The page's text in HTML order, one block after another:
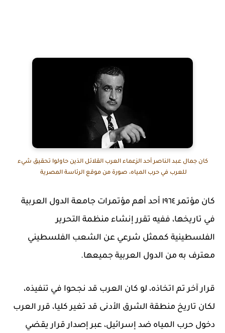
كان جمال عبد الناصر أحد الزعماء العرب القلائل الذين حاولوا تحقيق شيء
للعرب في حرب المياه، صورة من موقع الرئاسة المصرية
كان مؤتمر ١٩٦٤ أحد أهم مؤتمرات جامعة الدول العربية
في تاريخها، ففيه تقرر إنشاء منظمة التحرير
الفلسطينية كممثل شرعي عن الشعب الفلسطيني
معترف به من الدول العربية جميعها.
قرار آخر تم اتخاذه، لو كان العرب قد نجحوا في تنفيذه،
لكان تاريخ منطقة الشرق الأدنى قد تغير كليا، قرر العرب
دخول حرب المياه ضد إسرائيل، عبر إصدار قرار يقضي